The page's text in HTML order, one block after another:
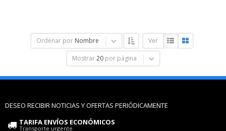
Ordenar por Nombre Ver
Mostrar 20 por página
DESEO RECIBIR NOTICIAS Y OFERTAS PERIÓDICAMENTE
TARIFA ENVÍOS ECONÓMICOS
Transporte urgente